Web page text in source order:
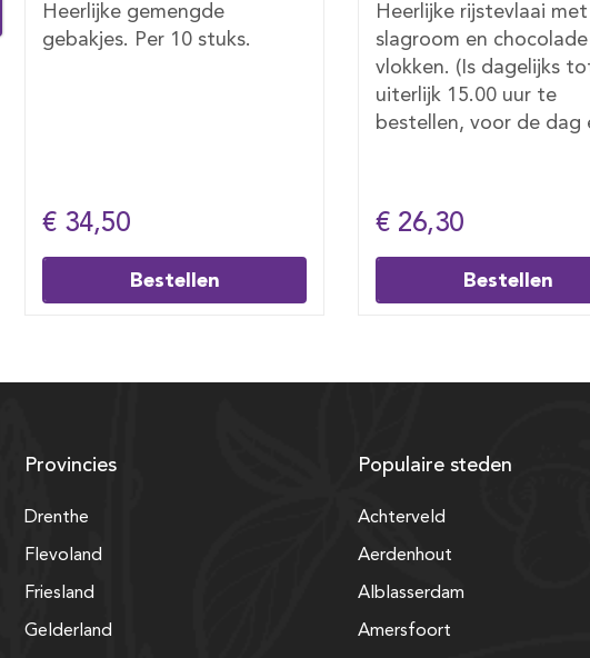
Heerlijke rijstevlaai met
slagroom en chocolade
€ 26,30
Bestellen
Vlaai met heerlijke
banketbakkersroom en
krokante vanille
dagelijks tot uiterlijk
uur te bestellen, voor
€ 18,30
Bestellen
Provincies
Drenthe
Flevoland
Friesland
Gelderland
Populaire steden
Achterveld
Aerdenhout
Alblasserdam
Amersfoort